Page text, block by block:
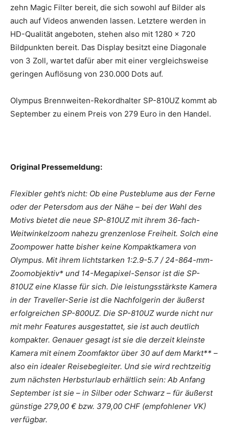
zehn Magic Filter bereit, die sich sowohl auf Bilder als
auch auf Videos anwenden lassen. Letztere werden in
HD-Qualität angeboten, stehen also mit 1280 x 720
Bildpunkten bereit. Das Display besitzt eine Diagonale
von 3 Zoll, wartet dafür aber mit einer vergleichsweise
geringen Auflösung von 230.000 Dots auf.
Olympus Brennweiten-Rekordhalter SP-810UZ kommt ab
September zu einem Preis von 279 Euro in den Handel.
Original Pressemeldung:
Flexibler geht’s nicht: Ob eine Pusteblume aus der Ferne
oder der Petersdom aus der Nähe – bei der Wahl des
Motivs bietet die neue SP-810UZ mit ihrem 36-fach-
Weitwinkelzoom nahezu grenzenlose Freiheit. Solch eine
Zoompower hatte bisher keine Kompaktkamera von
Olympus. Mit ihrem lichtstarken 1:2.9-5.7 / 24-864-mm-
Zoomobjektiv* und 14-Megapixel-Sensor ist die SP-
810UZ eine Klasse für sich. Die leistungsstärkste Kamera
in der Traveller-Serie ist die Nachfolgerin der äußerst
erfolgreichen SP-800UZ. Die SP-810UZ wurde nicht nur
mit mehr Features ausgestattet, sie ist auch deutlich
kompakter. Genauer gesagt ist sie die derzeit kleinste
Kamera mit einem Zoomfaktor über 30 auf dem Markt** –
also ein idealer Reisebegleiter. Und sie wird rechtzeitig
zum nächsten Herbsturlaub erhältlich sein: Ab Anfang
September ist sie – in Silber oder Schwarz – für äußerst
günstige 279,00 € bzw. 379,00 CHF (empfohlener VK)
verfügbar.